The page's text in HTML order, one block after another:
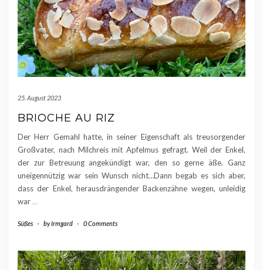
25. August 2023
BRIOCHE AU RIZ
Der Herr Gemahl hatte, in seiner Eigenschaft als treusorgender
Großvater, nach Milchreis mit Apfelmus gefragt. Weil der Enkel,
der zur Betreuung angekündigt war, den so gerne äße. Ganz
uneigennützig war sein Wunsch nicht…Dann begab es sich aber,
dass der Enkel, herausdrängender Backenzähne wegen, unleidig
war…
Süßes - byIrmgard - 0 Comments